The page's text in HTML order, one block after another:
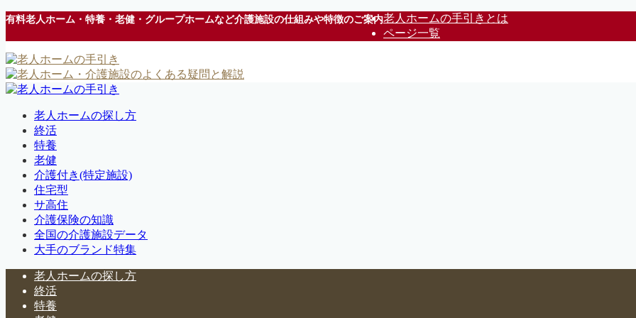
有料老人ホーム・特養・老健・グループホームなど介護施設の仕組みや特徴のご案内老人ホームの手引きとは
ページ一覧
老人ホームの探し方
終活
特養
老健
介護付き(特定施設)
住宅型
サ高住
介護保険の知識
全国の介護施設データ
大手のブランド特集
老人ホームの探し方
終活
特養